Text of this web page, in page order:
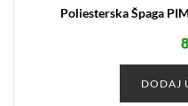
Poliesterska Špaga
DODAJ